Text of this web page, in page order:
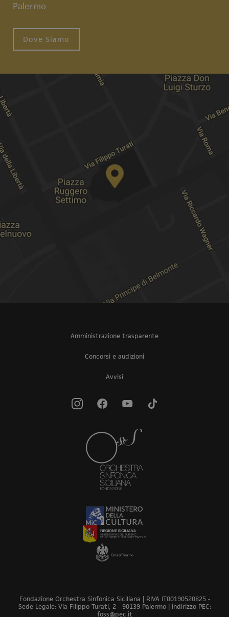
Palermo
Dove Siamo
Amministrazione trasparente
Concorsi e audizioni
Avvisi
Fondazione Orchestra Sinfonica Siciliana | P.IVA IT00190520825 -
Sede Legale: Via Filippo Turati, 2 - 90139 Palermo | indirizzo PEC:
foss@pec.it